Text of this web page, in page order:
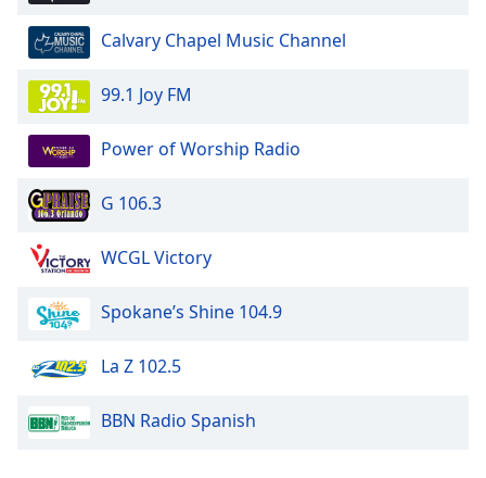
Calvary Chapel Music Channel
99.1 Joy FM
Power of Worship Radio
G 106.3
WCGL Victory
Spokane’s Shine 104.9
La Z 102.5
BBN Radio Spanish